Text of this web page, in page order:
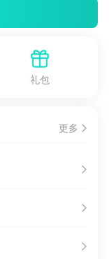
礼包
更多